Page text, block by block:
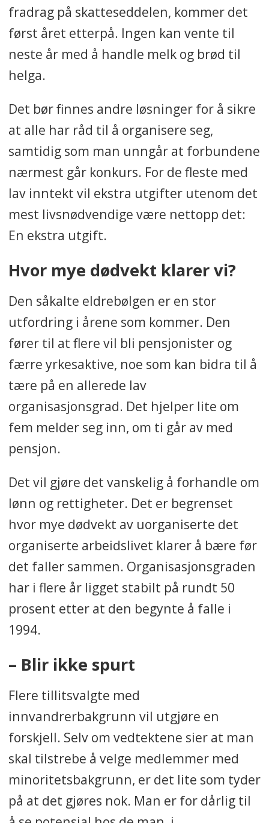
fradrag på skatteseddelen, kommer det
først året etterpå. Ingen kan vente til
neste år med å handle melk og brød til
helga.
Det bør finnes andre løsninger for å sikre
at alle har råd til å organisere seg,
samtidig som man unngår at forbundene
nærmest går konkurs. For de fleste med
lav inntekt vil ekstra utgifter utenom det
mest livsnødvendige være nettopp det:
En ekstra utgift.
Hvor mye dødvekt klarer vi?
Den såkalte eldrebølgen er en stor
utfordring i årene som kommer. Den
fører til at flere vil bli pensjonister og
færre yrkesaktive, noe som kan bidra til å
tære på en allerede lav
organisasjonsgrad. Det hjelper lite om
fem melder seg inn, om ti går av med
pensjon.
Det vil gjøre det vanskelig å forhandle om
lønn og rettigheter. Det er begrenset
hvor mye dødvekt av uorganiserte det
organiserte arbeidslivet klarer å bære før
det faller sammen. Organisasjonsgraden
har i flere år ligget stabilt på rundt 50
prosent etter at den begynte å falle i
1994.
– Blir ikke spurt
Flere tillitsvalgte med
innvandrerbakgrunn vil utgjøre en
forskjell. Selv om vedtektene sier at man
skal tilstrebe å velge medlemmer med
minoritetsbakgrunn, er det lite som tyder
på at det gjøres nok. Man er for dårlig til